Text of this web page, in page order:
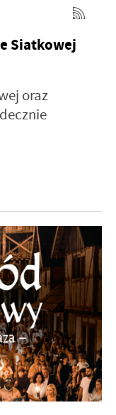
Siatkowej
oraz